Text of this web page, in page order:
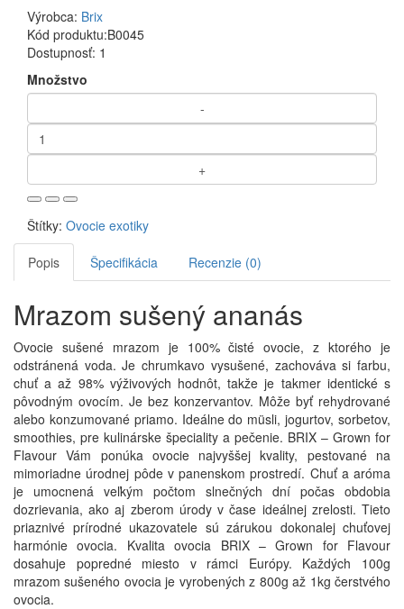
Výrobca: Brix
Kód produktu:B0045
Dostupnosť: 1
Množstvo
Štítky: Ovocie exotiky
Popis Špecifikácia Recenzie (0)
Mrazom sušený ananás
Ovocie sušené mrazom je 100% čisté ovocie, z ktorého je
odstránená voda. Je chrumkavo vysušené, zachováva si farbu,
chuť a až 98% výživových hodnôt, takže je takmer identické s
pôvodným ovocím. Je bez konzervantov. Môže byť rehydrované
alebo konzumované priamo. Ideálne do müsli, jogurtov, sorbetov,
smoothies, pre kulinárske špeciality a pečenie. BRIX – Grown for
Flavour Vám ponúka ovocie najvyššej kvality, pestované na
mimoriadne úrodnej pôde v panenskom prostredí. Chuť a aróma
je umocnená veľkým počtom slnečných dní počas obdobia
dozrievania, ako aj zberom úrody v čase ideálnej zrelosti. Tieto
priaznivé prírodné ukazovatele sú zárukou dokonalej chuťovej
harmónie ovocia. Kvalita ovocia BRIX – Grown for Flavour
dosahuje popredné miesto v rámci Európy. Každých 100g
mrazom sušeného ovocia je vyrobených z 800g až 1kg čerstvého
ovocia.